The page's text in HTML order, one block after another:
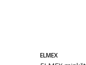
ELMEX